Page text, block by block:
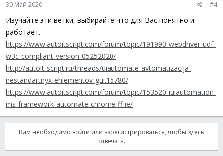
30 Май 2020 #4
Изучайте эти ветки, выбирайте что для Вас понятно и
работает.
https://www.autoitscript.com/forum/topic/191990-webdriver-udf-
w3c-compliant-version-05252020/
http://autoit-script.ru/threads/uiautomate-avtomatizacija-
nestandartnyx-ehlementov-gui.16780/
https://www.autoitscript.com/forum/topic/153520-iuiautomation-
ms-framework-automate-chrome-ff-ie/
Вам необходимо войти или зарегистрироваться, чтобы здесь
отвечать.